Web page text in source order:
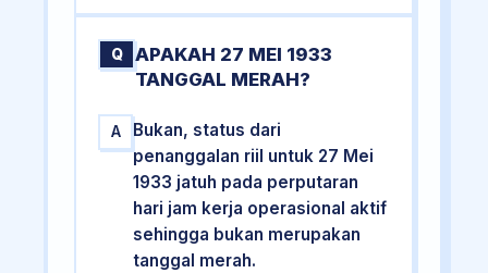
Q
APAKAH 27 MEI 1933
TANGGAL MERAH?
A
Bukan, status dari
penanggalan riil untuk 27 Mei
1933 jatuh pada perputaran
hari jam kerja operasional aktif
sehingga bukan merupakan
tanggal merah.